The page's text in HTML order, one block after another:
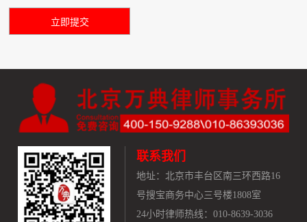
联系我们
地址： 北京市丰台区南三环西路16
号搜宝商务中心三号楼1808室
24小时律师热线：010-8639-3036